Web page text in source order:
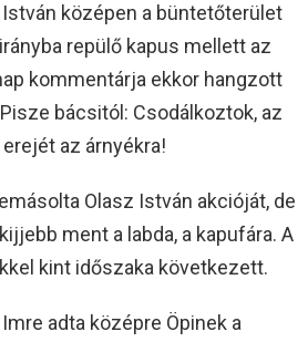
középen a büntetőterület
repülő kapus mellett az
kommentárja ekkor hangzott
bácsitól: Csodálkoztok, az
az árnyékra!
Olasz István akcióját, de
ment a labda, a kapufára. A
kint időszaka következett.
adta középre Öpinek a